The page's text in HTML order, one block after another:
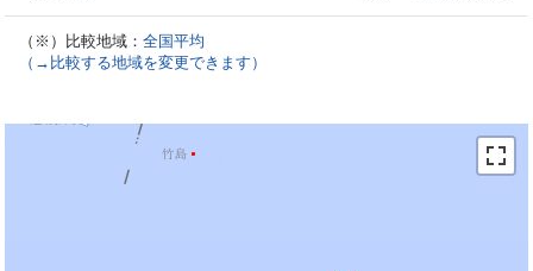
（※）比較地域：全国平均
（→比較する地域を変更できます）